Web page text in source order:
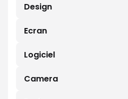
Design
9
sur
Ecran
7
sur
Logiciel
7
sur
Camera
8